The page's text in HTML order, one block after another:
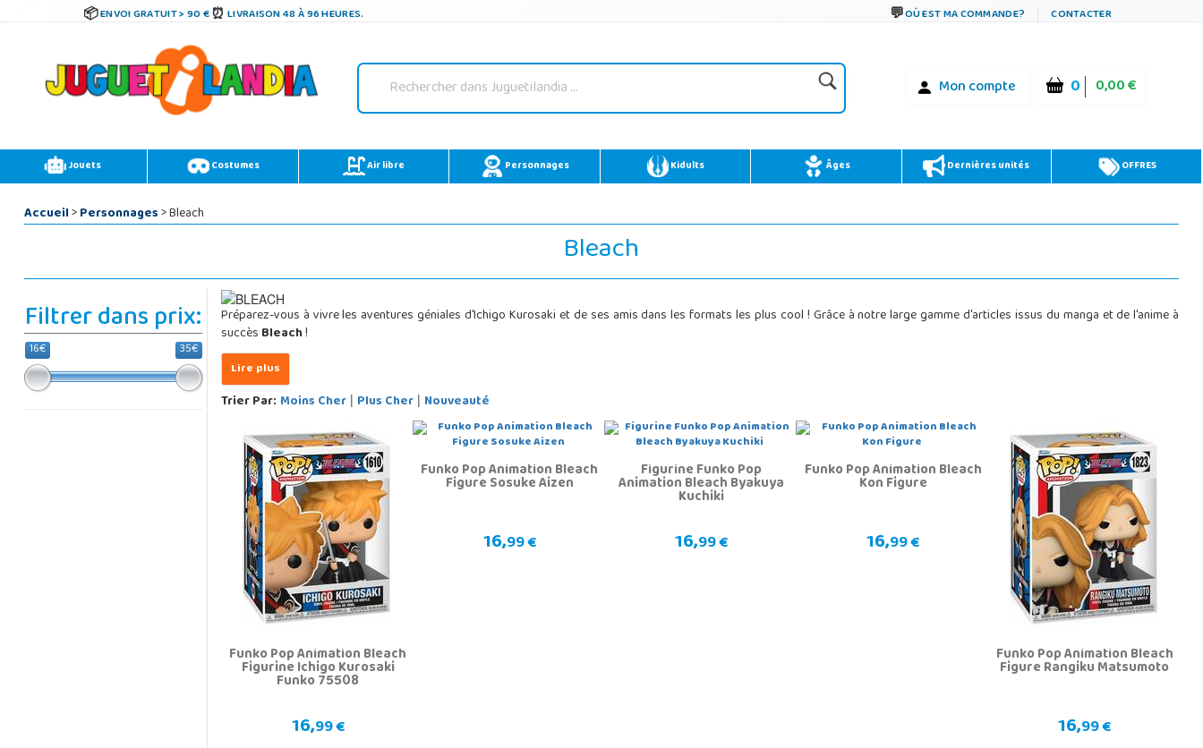
ENVOI GRATUIT > 90 € LIVRAISON 48 À 96 HEURES. OÙ EST MA COMMANDE? CONTACTER
Mon compte 0 0,00 €
Jouets Costumes Air libre Personnages Kidults Âges Dernières unités OFFRES
Accueil>Personnages> Bleach
Bleach
Filtrer dans prix:
16€ 35€
Préparez-vous à vivre les aventures géniales d'Ichigo Kurosaki et de ses amis dans les formats les plus cool ! Grâce à notre large gamme d'articles issus du manga et de l'anime à
succèsBleach!
Trier Par: Moins Cher| Plus Cher| Nouveauté
Funko Pop Animation Bleach
Figurine Ichigo Kurosaki
Funko 75508
16,99 €
Funko Pop Animation Bleach
Figure Sosuke Aizen
16,99 €
Figurine Funko Pop
Animation Bleach Byakuya
Kuchiki
16,99 €
Funko Pop Animation Bleach
Kon Figure
16,99 €
Funko Pop Animation Bleach
Figure Rangiku Matsumoto
16,99 €